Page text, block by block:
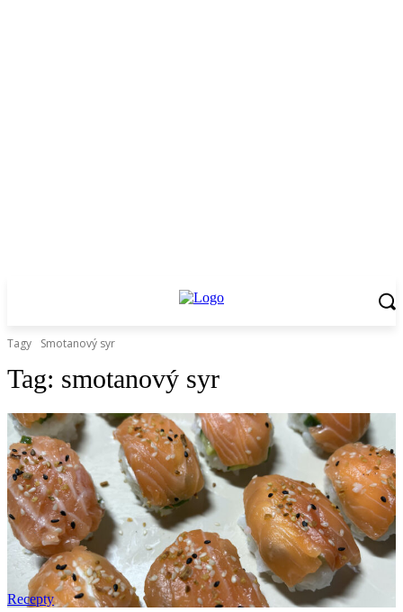
Tagy Smotanový syr
Tag: smotanový syr
Recepty